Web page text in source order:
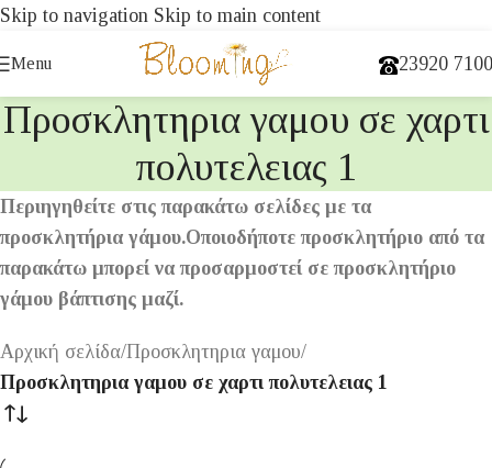
Skip to navigation Skip to main content
Menu 23920
Προσκλητηρια γαμου σε χαρτι
πολυτελειας 1
Περιηγηθείτε στις παρακάτω σελίδες με τα
προσκλητήρια γάμου.Οποιοδήποτε προσκλητήριο από τα
παρακάτω μπορεί να προσαρμοστεί σε προσκλητήριο
γάμου βάπτισης μαζί.
Αρχική σελίδα/Προσκλητηρια γαμου/
Προσκλητηρια γαμου σε χαρτι πολυτελειας 1